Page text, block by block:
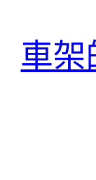
車架